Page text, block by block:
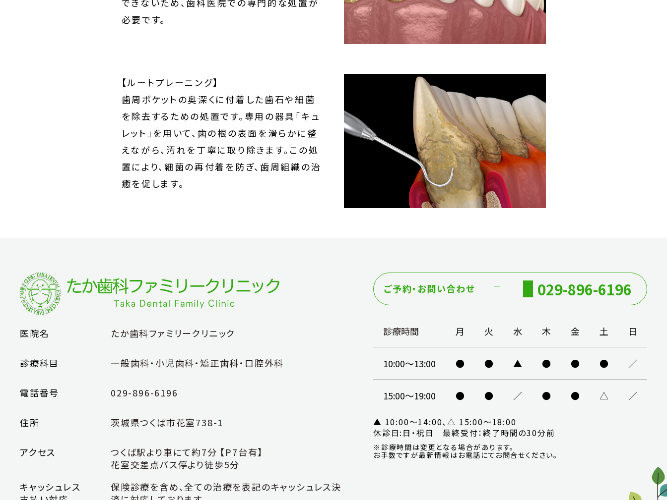
必要です。
【ルートプレーニング】
歯周ポケットの奥深くに付着した歯石や細菌
を除去するための処置です。専用の器具「キュ
レット」を用いて、歯の根の表面を滑らかに整
えながら、汚れを丁寧に取り除きます。この処
置により、細菌の再付着を防ぎ、歯周組織の治
癒を促します。
医院名 たか歯科ファミリークリニック
診療科目 一般歯科・小児歯科・ 矯正歯科・口腔外科
電話番号 029-896-6196
住所 茨城県つくば市花室738-1
アクセス つくば駅より車にて約7分 【P7台有】
花室交差点バス停より徒歩5分
キャッシュレス
保険診療を含め、全ての治療を表記のキャッシュレス決
診療時間 月 火 水 木 金 土 日
10:00～13:00 ● ● ▲ ● ● ● ／
15:00～19:00 ● ● ／ ● ● △ ／
▲ 10:00～14:00、△ 15:00～18:00
休診日:日・祝日
最終受付：終了時間の30分前
※診療時間は変更となる場合があります。
お手数ですが最新情報はお電話にてお問合せください。
ご予約・お問い合わせ 029-896-6196